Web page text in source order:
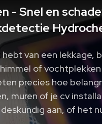
- Snel en
hebt van een lekkage,
of vochtplekken
precies hoe
muren of je cv
aan, of het